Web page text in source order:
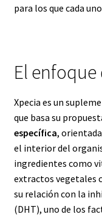
para los que cada
El enfoque
Xpecia es un
que basa su
específica,
el interior del
ingredientes como
extractos vegetales
su relación con la
(DHT), uno de los